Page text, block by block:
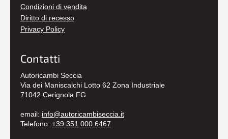
Condizioni di vendita
Diritto di recesso
Privacy Policy
Contatti
Autoricambi Seccia
Via dei Maniscalchi Lotto 62 Zona Industriale
71042 Cerignola FG
email: info@autoricambiseccia.it
Telefono: +39 351 000 6467